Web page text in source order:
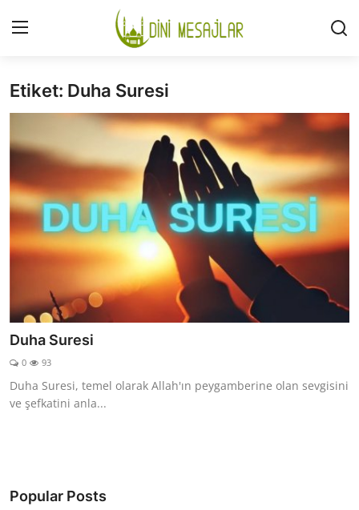
Giriş
GÜNDEM
HAKKIMIZDA
DESTEKLİYORUM
SURELER
NAMAZ
DUALAR
KİMDİR?
KISSADAN HİSSE
Etiket: Duha Suresi
Duha Suresi
0 93
Duha Suresi, temel olarak Allah'ın peygamberine olan sevgisini
ve şefkatini anla...
Popular Posts